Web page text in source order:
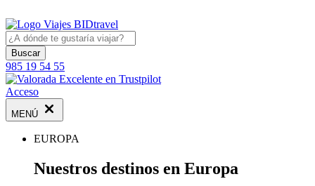
Buscar
985 19 54 55
Acceso
MENÚ
EUROPA
Nuestros destinos en Europa